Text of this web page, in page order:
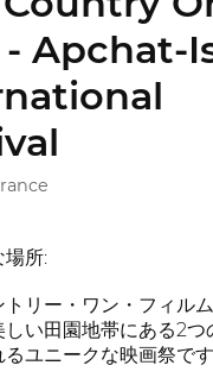
Apchat-
場所:
トリー・ワン・フィル
しい田園地帯にある2つ
ユニークな映画祭です